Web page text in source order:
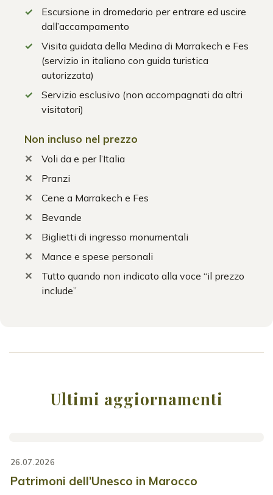
Escursione in dromedario per entrare ed uscire
dall’accampamento
Visita guidata della Medina di Marrakech e Fes
(servizio in italiano con guida turistica
autorizzata)
Servizio esclusivo (non accompagnati da altri
visitatori)
Non incluso nel prezzo
Voli da e per l’Italia
Pranzi
Cene a Marrakech e Fes
Bevande
Biglietti di ingresso monumentali
Mance e spese personali
Tutto quando non indicato alla voce “il prezzo
include”
Ultimi aggiornamenti
26.07.2026
Patrimoni dell’Unesco in Marocco